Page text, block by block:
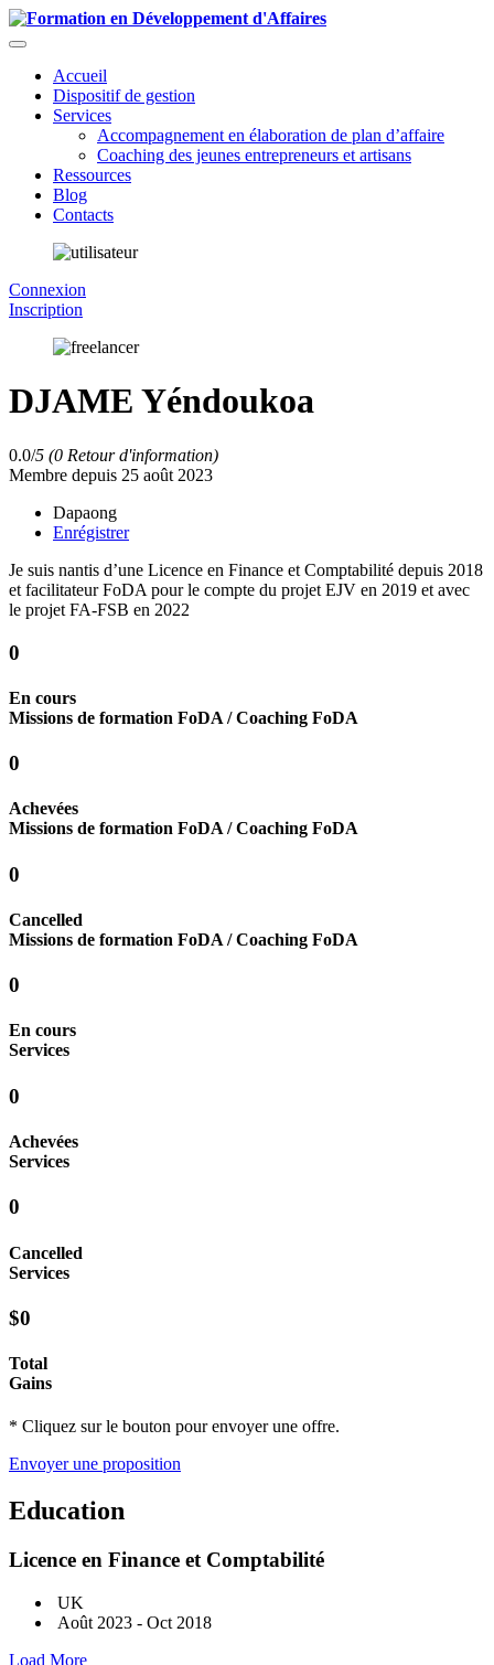
Accueil
Dispositif de gestion
Services
Accompagnement en élaboration de plan d’affaire
Coaching des jeunes entrepreneurs et artisans
Ressources
Blog
Contacts
Connexion
Inscription
DJAME Yéndoukoa
0.0/5 (0 Retour d'information)
Membre depuis 25 août 2023
Dapaong
Enrégistrer
Je suis nantis d’une Licence en Finance et Comptabilité depuis 2018
et facilitateur FoDA pour le compte du projet EJV en 2019 et avec
le projet FA-FSB en 2022
0
En cours
Missions de formation FoDA / Coaching FoDA
0
Achevées
Missions de formation FoDA / Coaching FoDA
0
Cancelled
Missions de formation FoDA / Coaching FoDA
0
En cours
Services
0
Achevées
Services
0
Cancelled
Services
$0
Total
Gains
* Cliquez sur le bouton pour envoyer une offre.
Envoyer une proposition
Education
Licence en Finance et Comptabilité
UK
Août 2023 - Oct 2018
Load More